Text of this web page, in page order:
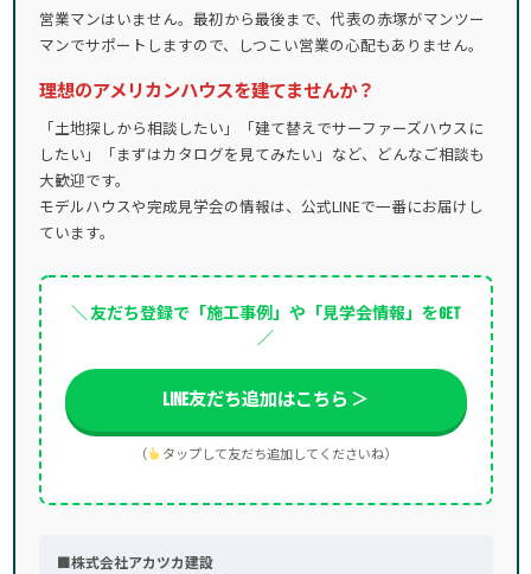
営業マンはいません。最初から最後まで、代表の赤塚がマンツー
マンでサポートしますので、しつこい営業の心配もありません。
理想のアメリカンハウスを建てませんか？
「土地探しから相談したい」「建て替えでサーファーズハウスに
したい」「まずはカタログを見てみたい」など、どんなご相談も
大歓迎です。
モデルハウスや完成見学会の情報は、公式LINEで一番にお届けし
ています。
＼ 友だち登録で「施工事例」や「見学会情報」をGET
／
LINE友だち追加はこちら ＞
（ タップして友だち追加してくださいね）
■株式会社アカツカ建設